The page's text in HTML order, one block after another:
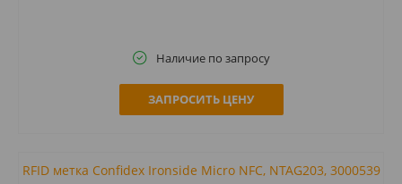
Наличие по запросу
ЗАПРОСИТЬ ЦЕНУ
RFID метка Confidex Ironside Micro NFC, NTAG203, 3000539